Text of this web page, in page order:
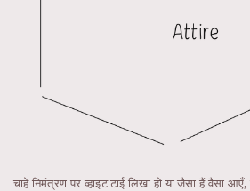
चाहे निमंत्रण पर व्हाइट टाई लिखा हो या जैसा हैं वैसा